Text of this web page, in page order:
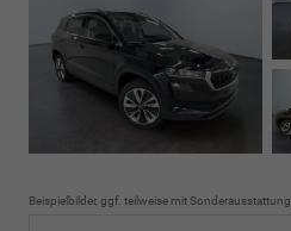
Beispielbilder, ggf. teilweise mit Sonderausstattung